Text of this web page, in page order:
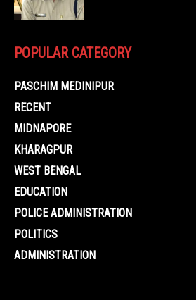
POPULAR CATEGORY
PASCHIM MEDINIPUR
RECENT
MIDNAPORE
KHARAGPUR
WEST BENGAL
EDUCATION
POLICE ADMINISTRATION
POLITICS
ADMINISTRATION